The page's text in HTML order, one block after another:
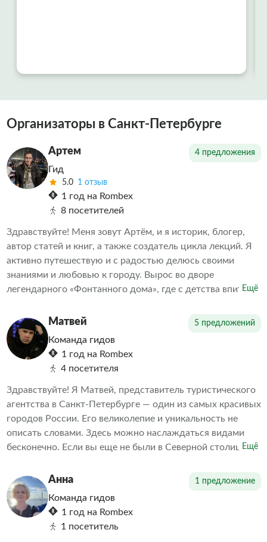
Организаторы в Санкт-Петербурге
Артем 4 предложения
Гид
5.0 1 отзыв
1 год на Rombex
8 посетителей
Здравствуйте! Меня зовут Артём, и я историк, блогер,
автор статей и книг, а также создатель цикла лекций. Я
активно путешествую и с радостью делюсь своими
знаниями и любовью к городу. Вырос во дворе
легендарного «Фонтанного дома», где с детства впитал
передаю эту любовь и свои знания всем, кто
интересуется историей и культурой нашего прекрасного
города.
Ещё
Матвей 5 предложений
Команда гидов
1 год на Rombex
4 посетителя
Здравствуйте! Я Матвей, представитель туристического
агентства в Санкт-Петербурге — один из самых красивых
городов России. Его великолепие и уникальность не
описать словами. Здесь можно наслаждаться видами
бесконечно. Если вы еще не были в Северной столице
уникальную возможность познакомиться с главными
достопримечательностями Санкт-Петербурга.
Ещё
Анна 1 предложение
Команда гидов
1 год на Rombex
1 посетитель